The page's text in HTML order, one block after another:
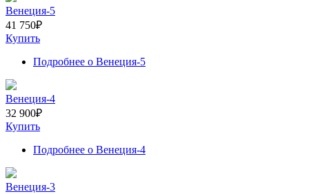
Венеция-5
41 750₽
Купить
Подробнее о Венеция-5
Венеция-4
32 900₽
Купить
Подробнее о Венеция-4
Венеция-3